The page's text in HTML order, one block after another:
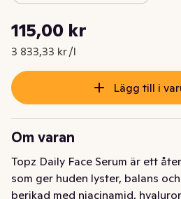
Nuvarande pris är: 115,00 kr
115,00 kr
3 833,33 kr /l
Styckpris: 3 833,33 kr /l
Lägg till i
Om varan
Topz Daily Face Serum är ett
som ger huden lyster, balans
berikad med niacinamid,